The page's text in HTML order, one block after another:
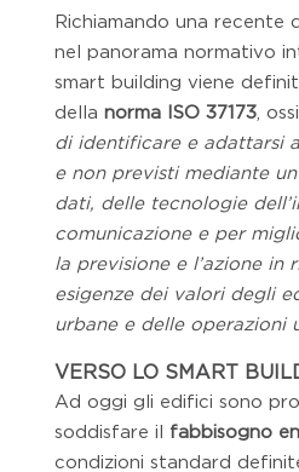
Richiamando una recente
nel panorama normativo
smart building viene
della norma ISO 37173,
di identificare e adattarsi
e non previsti mediante
dati, delle tecnologie
comunicazione e per
la previsione e l’azione in
esigenze dei valori degli
urbane e delle operazioni
VERSO LO SMART
Ad oggi gli edifici sono
soddisfare il fabbisogno
condizioni standard